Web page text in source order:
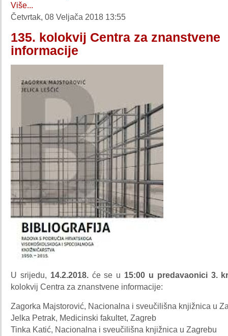
Više...
Četvrtak, 08 Veljača 2018 13:55
135. kolokvij Centra za znanstvene
informacije
U srijedu, 14.2.2018.će se u 15:00 u predavaonici 3.
kolokvij Centra za znanstvene informacije:
Zagorka Majstorović, Nacionalna i sveučilišna knjižnica u
Jelka Petrak, Medicinski fakultet, Zagreb
Tinka Katić, Nacionalna i sveučilišna knjižnica u Zagrebu